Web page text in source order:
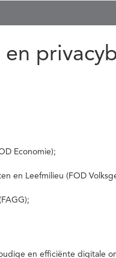
Economie);
en Leefmilieu (FOD
en efficiënte digitale